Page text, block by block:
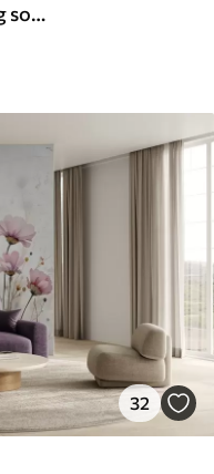
Akvarel med vilde blomster og sommerfugle
32